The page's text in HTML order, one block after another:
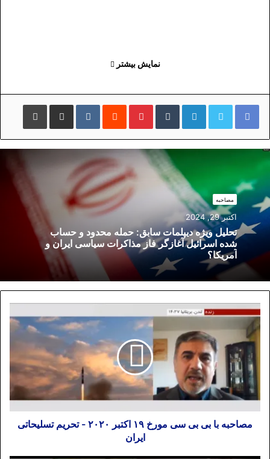
نمایش بیشتر
لینکداینتامبلر پینتریستReddit
VKontakte
اشتراک گذاری با ایمیل چاپ
مصاحبه
اکتبر 29, 2024
تحلیل ویژه دیپلمات سابق: حمله محدود و حساب
شده اسرائیل آغازگر فاز مذاکرات سیاسی ایران و
آمریکا؟
مصاحبه با بی بی سی مورخ ۱۹ اکتبر ۲۰۲۰ - تحریم تسلیحاتی
ایران